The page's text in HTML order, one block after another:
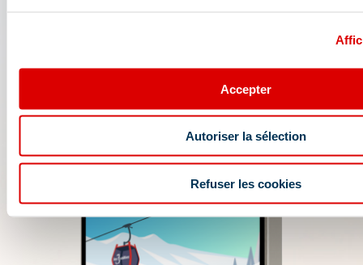
Accepter
Autoriser la sélection
Refuser les cookies